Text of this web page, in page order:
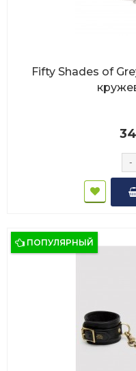
Fifty Shades of
-
ПОПУЛЯРНЫЙ